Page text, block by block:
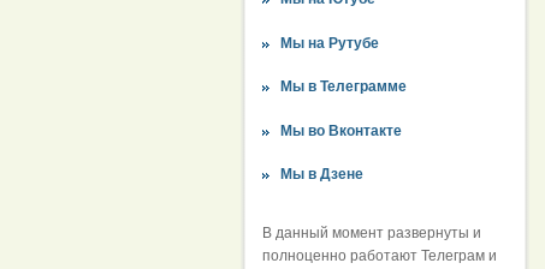
Мы на Рутубе
Мы в Телеграмме
Мы во Вконтакте
Мы в Дзене
В данный момент развернуты и
полноценно работают Телеграм и